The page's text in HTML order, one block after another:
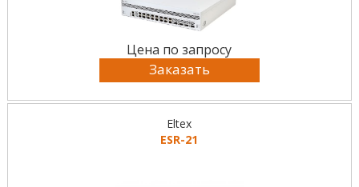
Цена по запросу
Заказать
Eltex
ESR-21